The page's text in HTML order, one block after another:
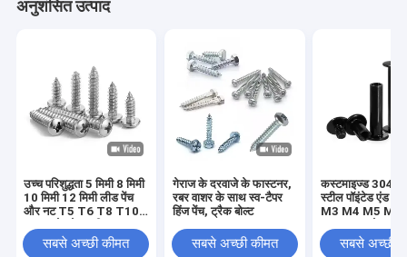
अनुशंसित उत्पाद
उच्च परिशुद्धता 5 मिमी 8 मिमी
10 मिमी 12 मिमी लीड पेंच
और नट T5 T6 T8 T10
ट्रेपेज़ॉइडल पेंच पीतल नट के
साथ लीड पेंच
सबसे अच्छी कीमत
गेराज के दरवाजे के फास्टनर,
रबर वाशर के साथ स्व-टैपर
हिंज पेंच, ट्रैक बोल्ट
सबसे अच्छी कीमत
कस्टमाइज्ड 304
स्टील पॉइंटेड एंड
M3 M4 M5 M6
स्क्रू हेडलेस हेक्स
स्क्रू
सबसे अच्छी